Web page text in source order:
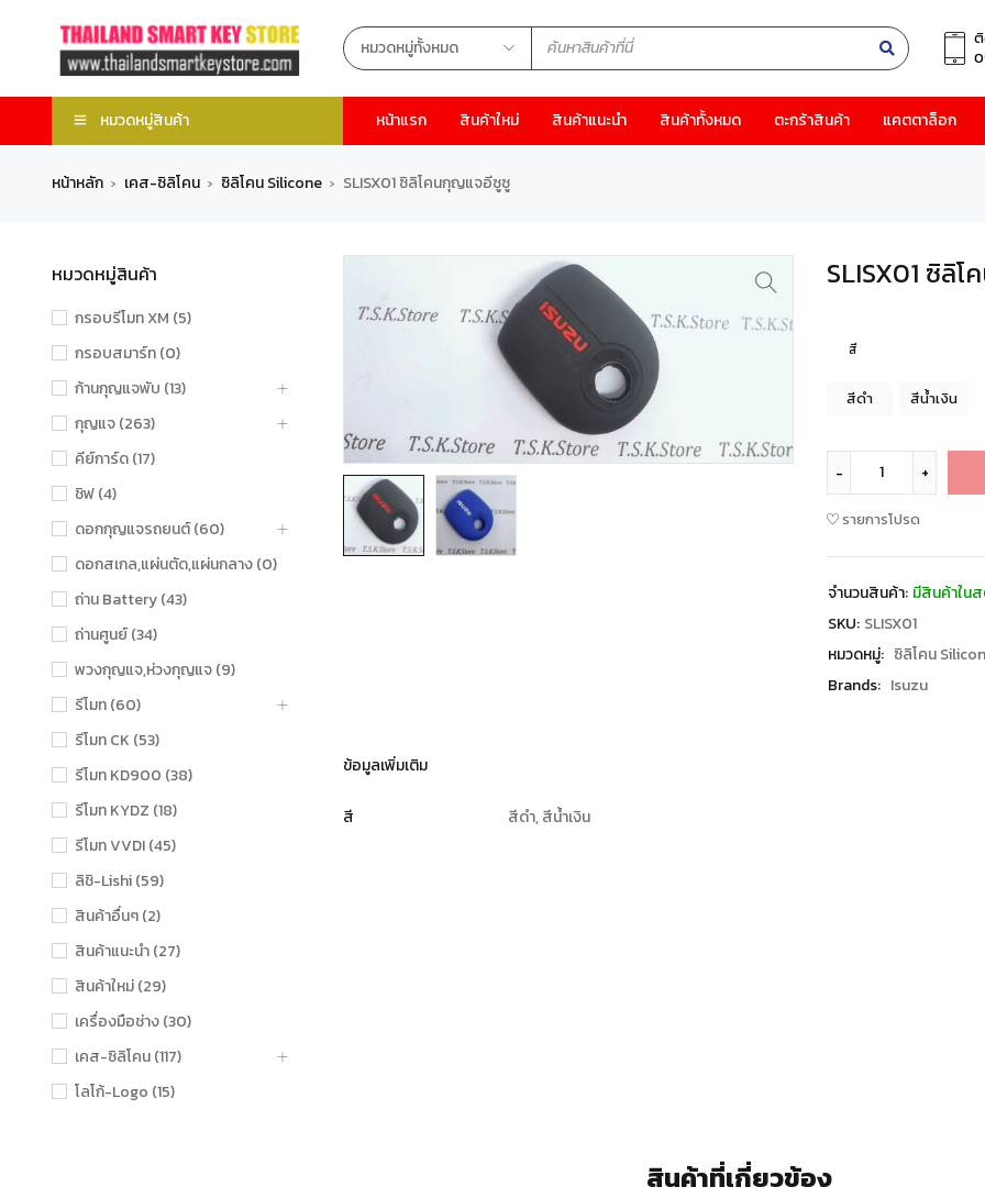
หมวดหมู่สินค้า หน้าแรก สินค้าใหม่ สินค้าแนะนำ สินค้าทั้งหมด ตะกร้าสินค้า แคตตาล็อก
หน้าหลัก › เคส-ซิลิโคน › ซิลิโคน Silicone › SLISX01 ซิลิโคนกุญแจอีซูซู
หมวดหมู่สินค้า
กรอบรีโมท XM (5)
กรอบสมาร์ท (0)
ก้านกุญแจพับ (13)
กุญแจ (263)
คีย์การ์ด (17)
ชิฟ (4)
ดอกกุญแจรถยนต์ (60)
ดอกสเกล,แผ่นตัด,แผ่นกลาง (0)
ถ่าน Battery (43)
ถ่านศูนย์ (34)
พวงกุญแจ,ห่วงกุญแจ (9)
รีโมท (60)
รีโมท CK (53)
รีโมท KD900 (38)
รีโมท KYDZ (18)
รีโมท VVDI (45)
ลิชิ-Lishi (59)
สินค้าอื่นๆ (2)
สินค้าแนะนำ (27)
สินค้าใหม่ (29)
เครื่องมือช่าง (30)
เคส-ซิลิโคน (117)
โลโก้-Logo (15)
SLISX01 ซิลิ
สี
สีดำ สีน้ำเงิน
รายการโปรด
จำนวนสินค้า: มีสินค้าใน
SKU: SLISX01
หมวดหมู่: ซิลิโคน
Brands: Isuzu
ข้อมูลเพิ่มเติม
สี สีดำ, สีน้ำเงิน
สินค้าที่เกี่ยวข้อง